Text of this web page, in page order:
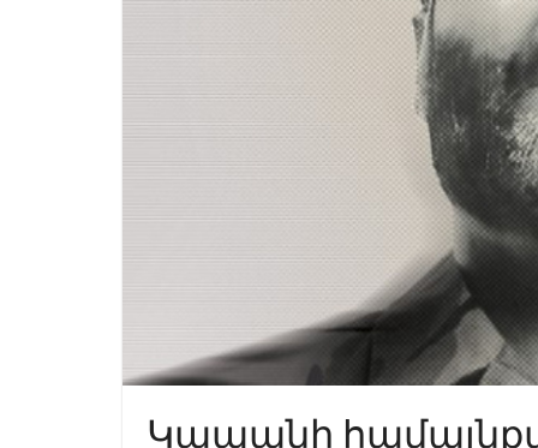
Կապանի